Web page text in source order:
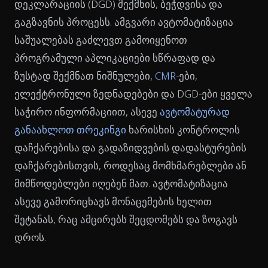
დეკლარაციის (DGD) შექმნის, ბეჭდვისა და
გაგზავნის პროცესს. ამგვარი ავტომატიზაცია
საშუალებას გაძლევთ გამოიყენოთ
პროგრამული აპლიკაციები სწრაფად და
ზუსტად შექმნათ ნიშნულები, CMR-ები,
ელექტრონული ზედნადებები და DGD-ები ყველა
საჭირო ინფორმაციით, ასევე ავტომატურად
განაახლოთ თრეკინგი ხარისხის კონტროლის
დაჩქარებისა და გადაზიდვების დადასტურების
დაჩქარებისთვის, როდესაც მომხმარებლები ან
მიმწოდებლები იღებენ მათ. ავტომატიზაცია
ასევე გამორიცხავს მონაცემების ხელით
შეტანას, რაც ამცირებს შეცდომებს და ზოგავს
დროს.